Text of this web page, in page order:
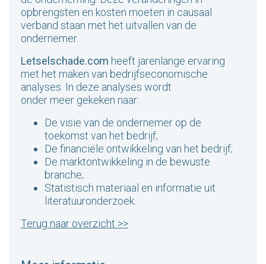
opbrengsten en kosten moeten in causaal
verband staan met het uitval len van de
ondernemer.
Letselschade.com heeft jarenlange ervaring
met het maken van bedrijfseconomische
analyses. In deze analyses wordt
onder meer gekeken naar:
De visie van de ondernemer op de
toekomst van het bedrijf;
De financiële ontwikkeling van het bedrijf;
De marktontwikkeling in de bewuste
branche;
Statistisch materiaal en informatie uit
literatuuronderzoek.
Terug naar overzicht >>